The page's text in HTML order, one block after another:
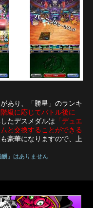
あり、「勝星」のランキ
階級に応じてバトル後に
たデスメダルは 「デュエ
と交換することができる
豪華になりますので、上
」はありません